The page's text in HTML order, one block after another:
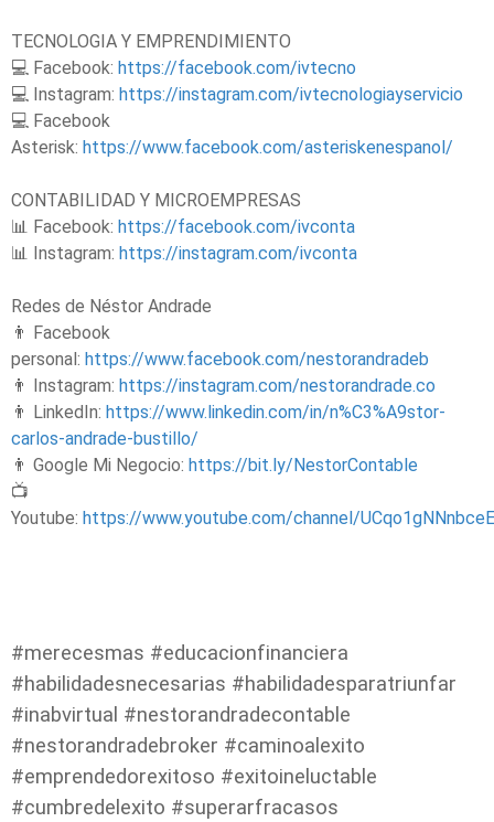
TECNOLOGIA Y EMPRENDIMIENTO
💻 Facebook: https://facebook.com/ivtecno
💻 Instagram: https://instagram.com/ivtecnologiayservicio
💻 Facebook
Asterisk: https://www.facebook.com/asteriskenespanol/
CONTABILIDAD Y MICROEMPRESAS
📊 Facebook: https://facebook.com/ivconta
📊 Instagram: https://instagram.com/ivconta
Redes de Néstor Andrade
👨 Facebook
personal: https://www.facebook.com/nestorandradeb
👨 Instagram: https://instagram.com/nestorandrade.co
👨 LinkedIn: https://www.linkedin.com/in/n%C3%A9stor-
carlos-andrade-bustillo/
👨 Google Mi Negocio: https://bit.ly/NestorContable
📺
Youtube: https://www.youtube.com/channel/
#merecesmas #educacionfinanciera
#habilidadesnecesarias #habilidadesparatriunfar
#inabvirtual #nestorandradecontable
#nestorandradebroker #caminoalexito
#emprendedorexitoso #exitoineluctable
#cumbredelexito #superarfracasos